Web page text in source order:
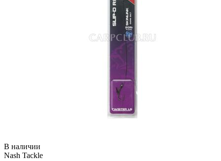
В наличии
Nash Tackle